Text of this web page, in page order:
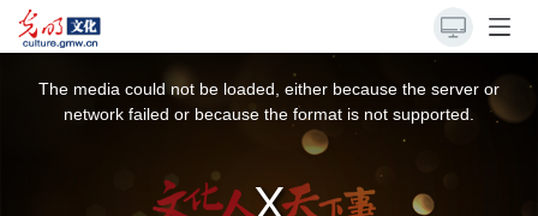
The media could not be loaded, either because the server or
network failed or because the format is not supported.